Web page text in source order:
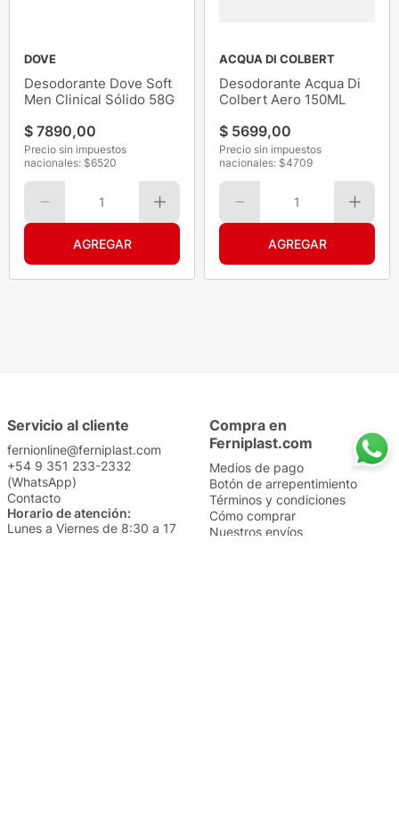
DOVE
Desodorante Dove Soft
Men Clinical Sólido 58G
$ 7890,00
Precio sin impuestos
nacionales: $6520
1
ACQUA DI COLBERT
Desodorante Acqua Di
Colbert Aero 150ML
$ 5699,00
Precio sin impuestos
nacionales: $4709
1
Servicio al cliente
fernionline@ferniplast.com
+54 9 351 233-2332
(WhatsApp)
Contacto
Horario de atención:
Lunes a Viernes de 8:30 a 17
Compra en
Ferniplast.com
Medios de pago
Botón de arrepentimiento
Términos y condiciones
Cómo comprar
Nuestros envíos